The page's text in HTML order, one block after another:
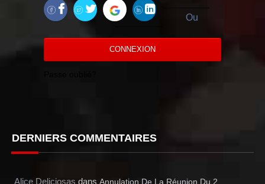
Ou
CONNEXION
DERNIERS COMMENTAIRES
Alice Deliciosas dansAnnulation De La Réunion Du 2